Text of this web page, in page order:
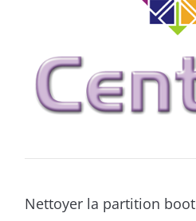
Nettoyer la partition boot